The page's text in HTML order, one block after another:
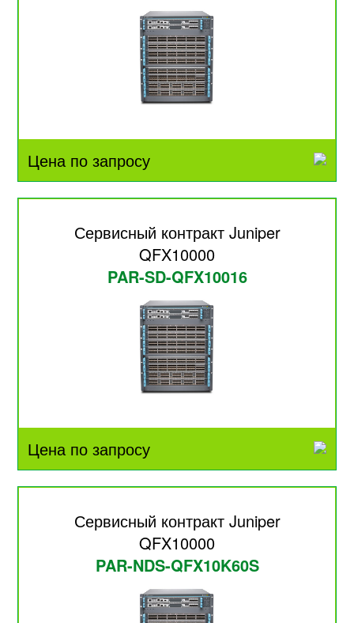
Цена по запросу
Сервисный контракт Juniper
QFX10000
PAR-SD-QFX10016
Цена по запросу
Сервисный контракт Juniper
QFX10000
PAR-NDS-QFX10K60S